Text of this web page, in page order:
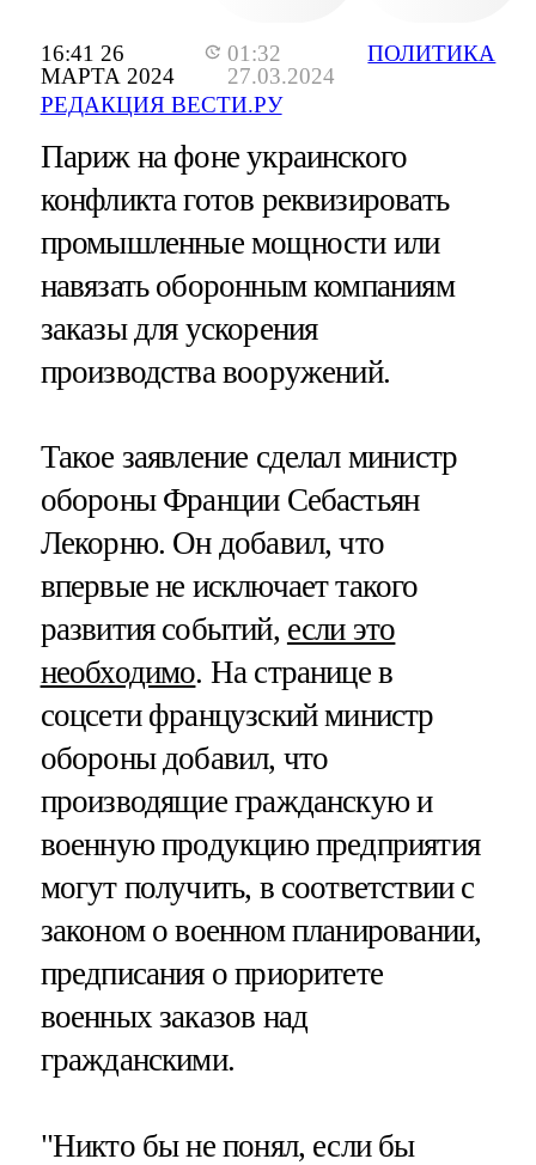
16:41 26
МАРТА 2024
01:32
27.03.2024
РЕДАКЦИЯ ВЕСТИ.РУ
ПОЛИТИКА
Париж на фоне украинского
конфликта готов реквизировать
промышленные мощности или
навязать оборонным компаниям
заказы для ускорения
производства вооружений.
Такое заявление сделал министр
обороны Франции Себастьян
Лекорню. Он добавил, что
впервые не исключает такого
развития событий, если это
необходимо. На странице в
соцсети французский министр
обороны добавил, что
производящие гражданскую и
военную продукцию предприятия
могут получить, в соответствии с
законом о военном планировании,
предписания о приоритете
военных заказов над
гражданскими.
"Никто бы не понял, если бы